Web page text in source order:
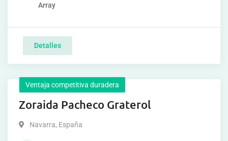
Array
Detalles
Ventaja competitiva duradera
Zoraida Pacheco Graterol
Navarra, España